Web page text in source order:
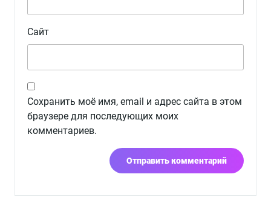
Сайт
Сохранить моё имя, email и адрес сайта в этом
браузере для последующих моих
комментариев.